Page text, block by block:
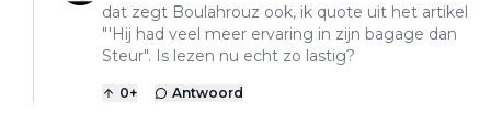
dat zegt Boulahrouz ook, ik quote uit het artikel
"'Hij had veel meer ervaring in zijn bagage dan
Steur". Is lezen nu echt zo lastig?
0+ Antwoord